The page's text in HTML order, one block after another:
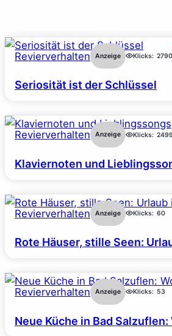
Revierverhalten Anzeige Klicks:
Seriosität ist der Schlüssel
Revierverhalten Anzeige Klicks:
Klaviernoten und
Revierverhalten Anzeige Klicks: 60
Rote Häuser, stille Seen:
Revierverhalten Anzeige Klicks: 53
Neue Küche in Bad